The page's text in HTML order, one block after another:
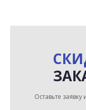
Оставьте